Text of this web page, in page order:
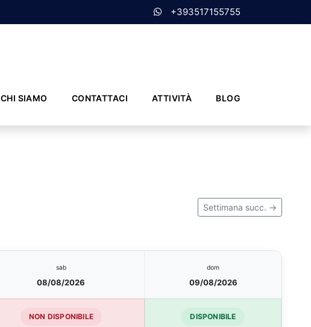
+393517155755
CHI SIAMO CONTATTACI ATTIVITÀ BLOG
Settimana succ. →
sab
08/08/2026
dom
09/08/2026
NON DISPONIBILE DISPONIBILE